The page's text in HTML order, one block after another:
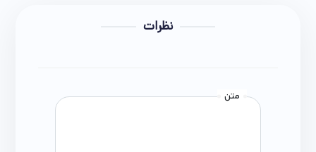
نظرات
متن